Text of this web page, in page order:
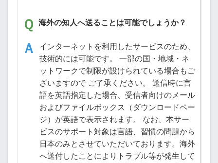
海外の知人へ送ることは可能でしょうか？
インターネットを利用したサービスのため、
技術的には可能です。 一部の国・地域・ネ
ットワークで制限が設けられている場合もご
ざいますので ご了承ください。 送信時に言
語を英語指定した場合、受信者向けのメール
およびファイルボックス（ダウンロードペー
ジ）が英語で表示されます。 なお、本サー
ビスのサポート対象は言語、習慣の問題から
日本のみとさせていただいております。海外
へ送付したことによりトラブル等が発生して